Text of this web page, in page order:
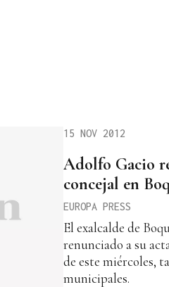
15 NOV 2012
Adolfo Gacio
concejal en
EUROPA PRESS
El exalcalde de
renunciado a su
de este miércoles,
municipales.